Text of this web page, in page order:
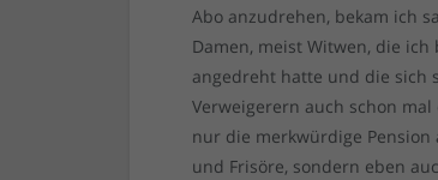
Abo anzudrehen, bekam ich
Damen, meist Witwen, die
angedreht hatte und die sich
Verweigerern auch schon
nur die merkwürdige
und Frisöre, sondern eben